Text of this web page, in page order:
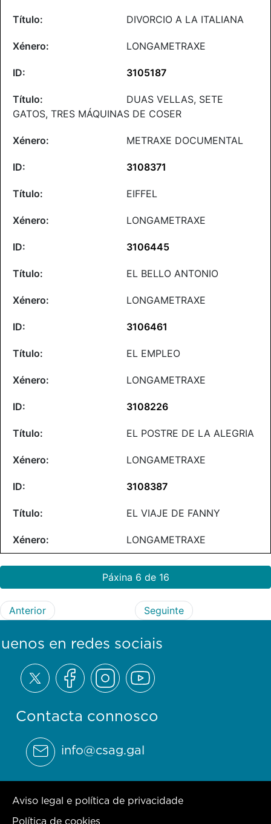
DIVORCIO A LA ITALIANA
LONGAMETRAXE
3105187
DUAS VELLAS, SETE
GATOS, TRES MÁQUINAS DE COSER
METRAXE DOCUMENTAL
3108371
EIFFEL
LONGAMETRAXE
3106445
EL BELLO ANTONIO
LONGAMETRAXE
3106461
EL EMPLEO
LONGAMETRAXE
3108226
EL POSTRE DE LA ALEGRIA
LONGAMETRAXE
3108387
EL VIAJE DE FANNY
LONGAMETRAXE
Páxina 6 de 16
Anterior Seguinte
Contacta connosco
info@csag.gal
en redes sociais
Aviso legal e política de privacidade
Política de cookies